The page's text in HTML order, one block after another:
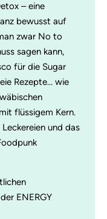
– eine
bewusst auf
zwar No to
sagen kann,
für die Sugar
Rezepte… wie
flüssigem Kern.
und das
ENERGY